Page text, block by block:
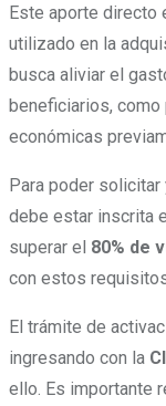
Este aporte directo
utilizado en la
busca aliviar el
beneficiarios, como
económicas
Para poder solicitar
debe estar inscrita
superar el 80% de
con estos
El trámite de
ingresando con la
ello. Es importante